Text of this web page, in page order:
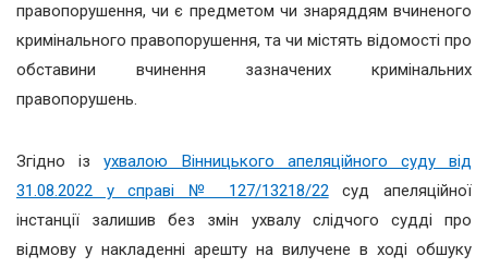
правопорушення, чи є предметом чи знаряддям вчиненого
кримінального правопорушення, та чи містять відомості про
обставини вчинення зазначених кримінальних
правопорушень.
Згідно ізухвалою Вінницького апеляційного суду від
31.08.2022 у справі № 127/13218/22суд апеляційної
інстанції залишив без змін ухвалу слідчого судді про
відмову у накладенні арешту на вилучене в ході обшуку